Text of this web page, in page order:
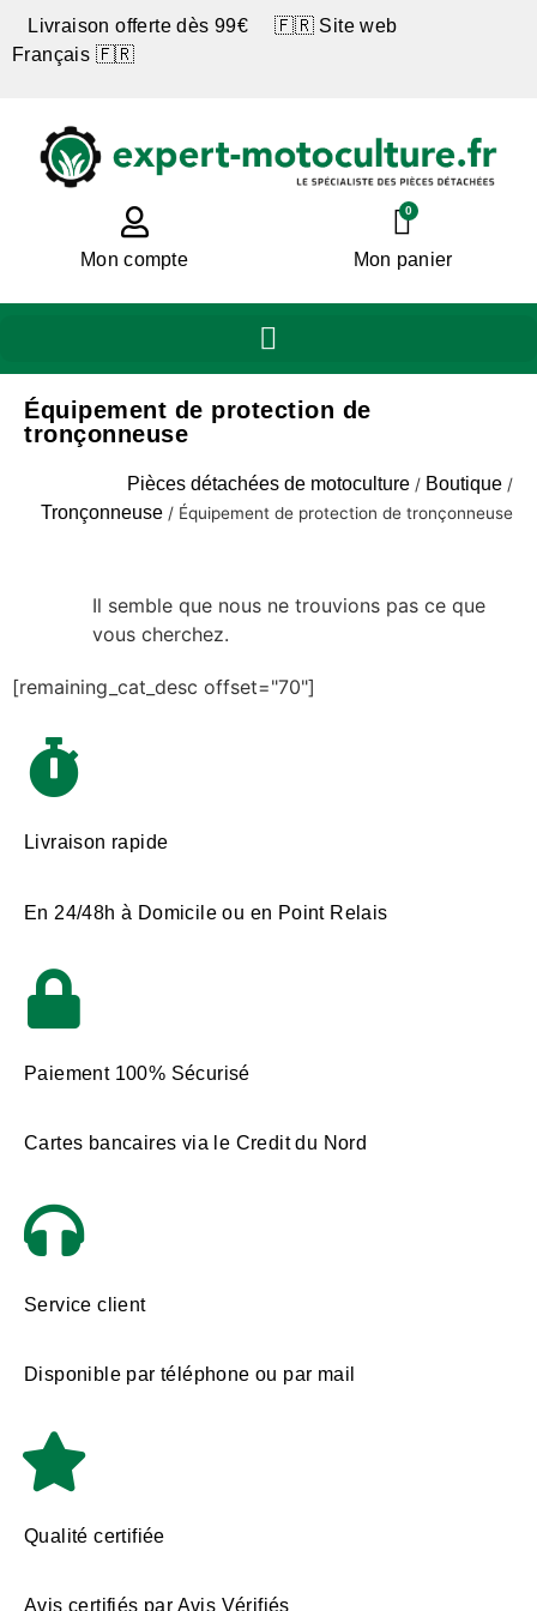
Livraison offerte dès 99€ 🇫🇷 Site web
Français 🇫🇷
Mon compte
0
Mon panier
Équipement de protection de
tronçonneuse
Pièces détachées de motoculture / Boutique /
Tronçonneuse / Équipement de protection de tronçonneuse
Il semble que nous ne trouvions pas ce que
vous cherchez.
[remaining_cat_desc offset="70"]
Livraison rapide
En 24/48h à Domicile ou en Point Relais
Paiement 100% Sécurisé
Cartes bancaires via le Credit du Nord
Service client
Disponible par téléphone ou par mail
Qualité certifiée
Avis certifiés par Avis Vérifiés